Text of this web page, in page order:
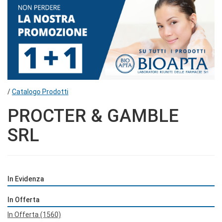
/Catalogo Prodotti
PROCTER & GAMBLE
SRL
In Evidenza
In Offerta
In Offerta (1560)